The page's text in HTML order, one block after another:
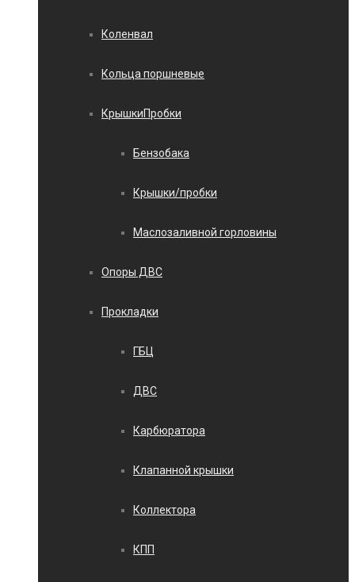
Коленвал
Кольца поршневые
КрышкиПробки
Бензобака
Крышки/пробки
Маслозаливной горловины
Опоры ДВС
Прокладки
ГБЦ
ДВС
Карбюратора
Клапанной крышки
Коллектора
КПП